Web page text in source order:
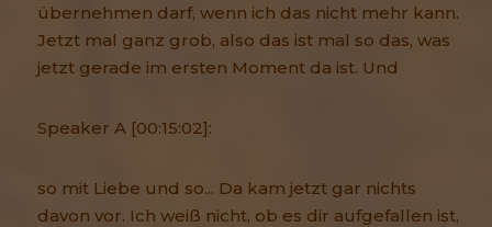
übernehmen darf, wenn ich das nicht mehr kann.
Jetzt mal ganz grob, also das ist mal so das, was
jetzt gerade im ersten Moment da ist. Und
Speaker A [00:15:02]:
so mit Liebe und so... Da kam jetzt gar nichts
davon vor. Ich weiß nicht, ob es dir aufgefallen ist,